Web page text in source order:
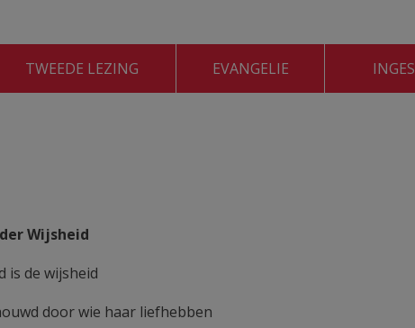
TWEEDE LEZING EVANGELIE
Wijsheid
is de wijsheid
door wie haar liefhebben